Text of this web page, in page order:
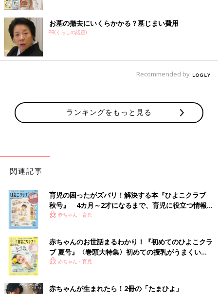
お墓の撤去にいくらかかる？墓じまい費用
PR(くらしの話題)
Recommended by
ランキングをもっと見る
関連記事
育児の困ったがズバリ！解決する本『ひよこクラブ
秋号』 4カ月～2才になるまで、育児に役立つ情報が
いっぱい！
赤ちゃん・育児
赤ちゃんのお世話まるわかり！『初めてのひよこクラ
ブ 夏号』〈巻頭大特集〉初めての授乳がうまくい
く！ おっぱい・ミルクの基本と夏のトラブル 解決テ
赤ちゃん・育児
赤ちゃんが生まれたら！2冊の「たまひよ」